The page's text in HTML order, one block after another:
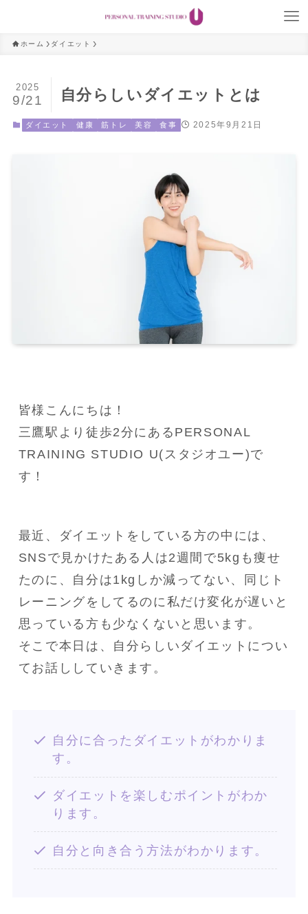
ホーム ダイエット
自分らしいダイエットとは
2025
9/21
ダイエット 健康 筋トレ 美容 食事 2025年9月21日
皆様こんにちは！
三鷹駅より徒歩2分にあるPERSONAL
TRAINING STUDIO U(スタジオユー)で
す！
最近、ダイエットをしている方の中には、
SNSで見かけたある人は2週間で5kgも痩せ
たのに、自分は1kgしか減ってない、同じト
レーニングをしてるのに私だけ変化が遅いと
思っている方も少なくないと思います。
そこで本日は、自分らしいダイエットについ
てお話ししていきます。
自分に合ったダイエットがわかりま
す。
ダイエットを楽しむポイントがわか
ります。
自分と向き合う方法がわかります。